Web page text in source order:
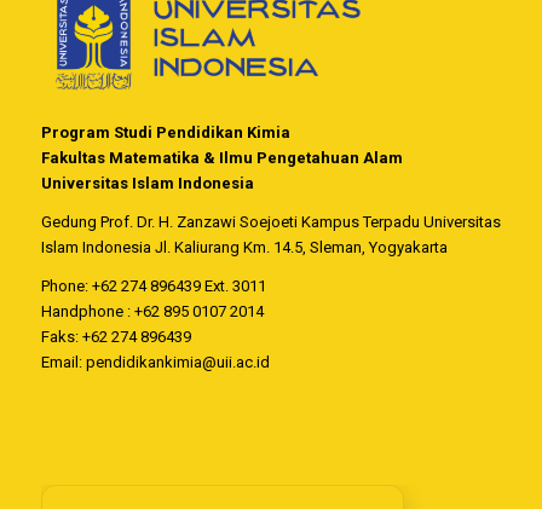
Program Studi Pendidikan Kimia
Fakultas Matematika & Ilmu Pengetahuan Alam
Universitas Islam Indonesia
Gedung Prof. Dr. H. Zanzawi Soejoeti Kampus Terpadu Universitas
Islam Indonesia Jl. Kaliurang Km. 14.5, Sleman, Yogyakarta
Phone: +62 274 896439 Ext. 3011
Handphone : +62 895 0107 2014
Faks: +62 274 896439
Email: pendidikankimia@uii.ac.id